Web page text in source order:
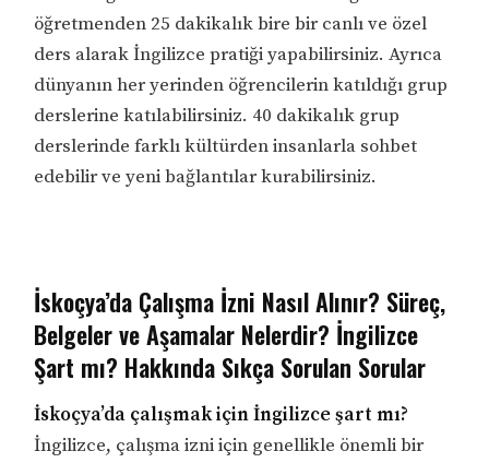
öğretmenden 25 dakikalık bire bir canlı ve özel
ders alarak İngilizce pratiği yapabilirsiniz. Ayrıca
dünyanın her yerinden öğrencilerin katıldığı grup
derslerine katılabilirsiniz. 40 dakikalık grup
derslerinde farklı kültürden insanlarla sohbet
edebilir ve yeni bağlantılar kurabilirsiniz.
İskoçya’da Çalışma İzni Nasıl Alınır? Süreç,
Belgeler ve Aşamalar Nelerdir? İngilizce
Şart mı? Hakkında Sıkça Sorulan Sorular
İskoçya’da çalışmak için İngilizce şart mı?
İngilizce, çalışma izni için genellikle önemli bir